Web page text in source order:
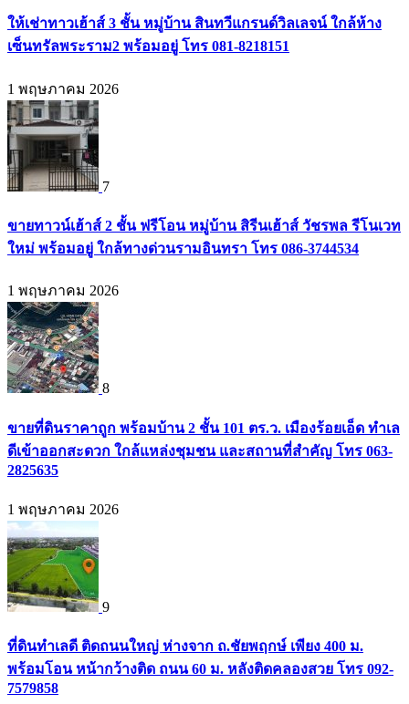
ให้เช่าทาวเฮ้าส์ 3 ชั้น หมู่บ้าน สินทวีแกรนด์วิลเลจน์ ใกล้ห้าง
เซ็นทรัลพระราม2 พร้อมอยู่ โทร 081-8218151
1 พฤษภาคม 2026
7
ขายทาวน์เฮ้าส์ 2 ชั้น ฟรีโอน หมู่บ้าน สิรีนเฮ้าส์ วัชรพล รีโนเวท
ใหม่ พร้อมอยู่ ใกล้ทางด่วนรามอินทรา โทร 086-3744534
1 พฤษภาคม 2026
8
ขายที่ดินราคาถูก พร้อมบ้าน 2 ชั้น 101 ตร.ว. เมืองร้อยเอ็ด ทำเล
ดีเข้าออกสะดวก ใกล้แหล่งชุมชน และสถานที่สำคัญ โทร 063-
2825635
1 พฤษภาคม 2026
9
ที่ดินทำเลดี ติดถนนใหญ่ ห่างจาก ถ.ชัยพฤกษ์ เพียง 400 ม.
พร้อมโอน หน้ากว้างติด ถนน 60 ม. หลังติดคลองสวย โทร 092-
7579858